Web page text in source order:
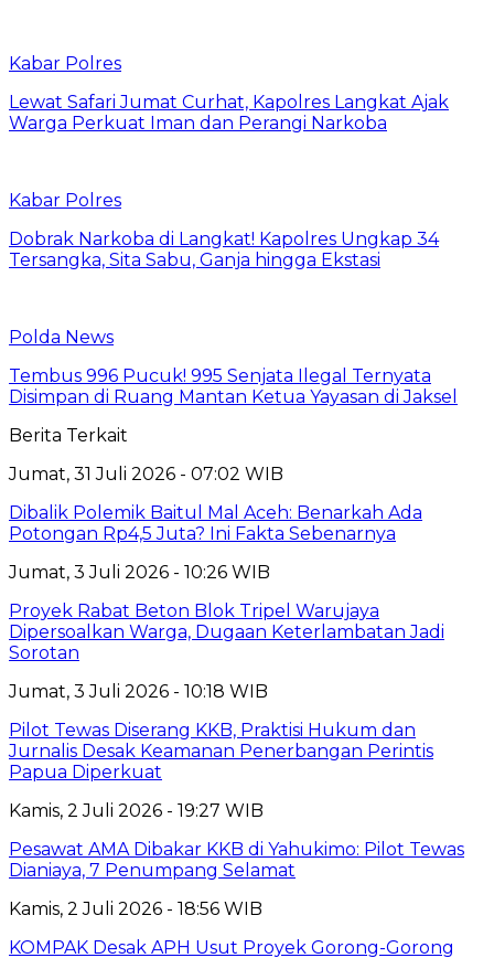
Kabar Polres
Lewat Safari Jumat Curhat, Kapolres Langkat Ajak
Warga Perkuat Iman dan Perangi Narkoba
Kabar Polres
Dobrak Narkoba di Langkat! Kapolres Ungkap 34
Tersangka, Sita Sabu, Ganja hingga Ekstasi
Polda News
Tembus 996 Pucuk! 995 Senjata Ilegal Ternyata
Disimpan di Ruang Mantan Ketua Yayasan di Jaksel
Berita Terkait
Jumat, 31 Juli 2026 - 07:02 WIB
Dibalik Polemik Baitul Mal Aceh: Benarkah Ada
Potongan Rp4,5 Juta? Ini Fakta Sebenarnya
Jumat, 3 Juli 2026 - 10:26 WIB
Proyek Rabat Beton Blok Tripel Warujaya
Dipersoalkan Warga, Dugaan Keterlambatan Jadi
Sorotan
Jumat, 3 Juli 2026 - 10:18 WIB
Pilot Tewas Diserang KKB, Praktisi Hukum dan
Jurnalis Desak Keamanan Penerbangan Perintis
Papua Diperkuat
Kamis, 2 Juli 2026 - 19:27 WIB
Pesawat AMA Dibakar KKB di Yahukimo: Pilot Tewas
Dianiaya, 7 Penumpang Selamat
Kamis, 2 Juli 2026 - 18:56 WIB
KOMPAK Desak APH Usut Proyek Gorong-Gorong